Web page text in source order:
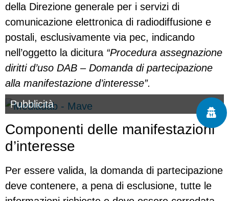
della Direzione generale per i servizi di
comunicazione elettronica di radiodiffusione e
postali, esclusivamente via pec, indicando
nell’oggetto la dicitura “Procedura assegnazione
diritti d’uso DAB – Domanda di partecipazione
alla manifestazione d’interesse”.
Pubblicità
Componenti delle manifestazioni
d’interesse
Per essere valida, la domanda di partecipazione
deve contenere, a pena di esclusione, tutte le